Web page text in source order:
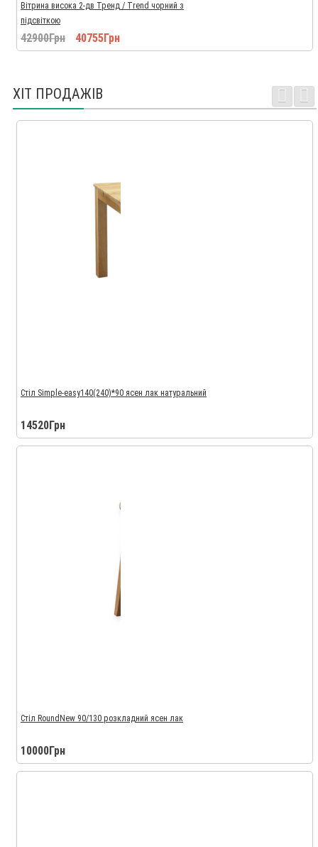
Вітрина висока 2-дв Тренд / Trend чорний з
підсвіткою
42900Грн 40755Грн
ХІТ ПРОДАЖІВ
Стіл Simple-easy140(240)*90 ясен лак натуральний
14520Грн
Стіл RoundNew 90/130 розкладний ясен лак
10000Грн